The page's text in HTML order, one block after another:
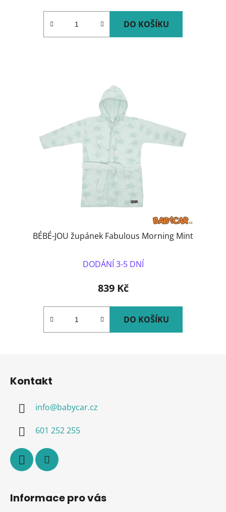
DO KOŠÍKU
BÉBÉ-JOU župánek Fabulous Morning Mint
DODÁNÍ 3-5 DNÍ
839 Kč
DO KOŠÍKU
Kontakt
info@babycar.cz
601 252 255
Informace pro vás